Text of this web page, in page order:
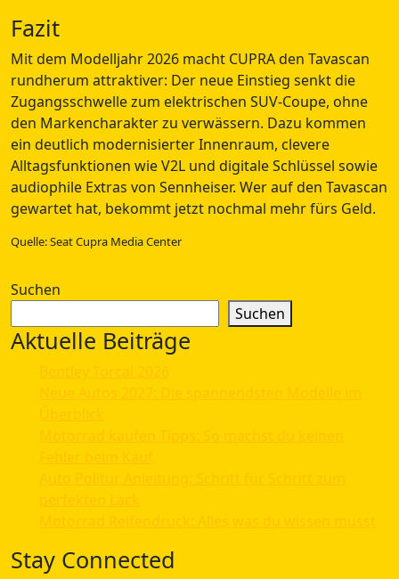
Fazit
Mit dem Modelljahr 2026 macht CUPRA den Tavascan
rundherum attraktiver: Der neue Einstieg senkt die
Zugangsschwelle zum elektrischen SUV-Coupe, ohne
den Markencharakter zu verwässern. Dazu kommen
ein deutlich modernisierter Innenraum, clevere
Alltagsfunktionen wie V2L und digitale Schlüssel sowie
audiophile Extras von Sennheiser. Wer auf den Tavascan
gewartet hat, bekommt jetzt nochmal mehr fürs Geld.
Quelle: Seat Cupra Media Center
Suchen
Suchen
Aktuelle Beiträge
Stay Connected